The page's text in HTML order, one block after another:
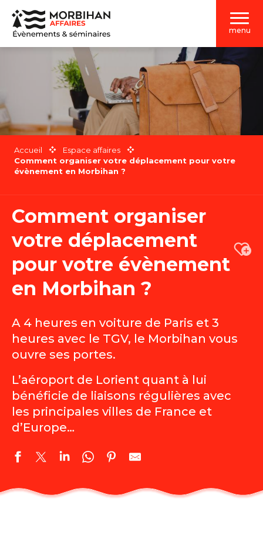
Aller
contenu
principal
menu
Accueil
Espace affaires
Comment organiser votre déplacement pour votre
évènement en Morbihan ?
Comment organiser
votre déplacement
pour votre évènement
en Morbihan ?
A 4 heures en voiture de Paris et 3
heures avec le TGV, le Morbihan vous
ouvre ses portes.
L’aéroport de Lorient quant à lui
bénéficie de liaisons régulières avec
les principales villes de France et
d’Europe…